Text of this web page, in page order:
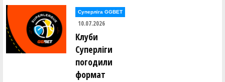
Суперліга GGBET
10.07.2026
Клуби
Суперліги
погодили
формат